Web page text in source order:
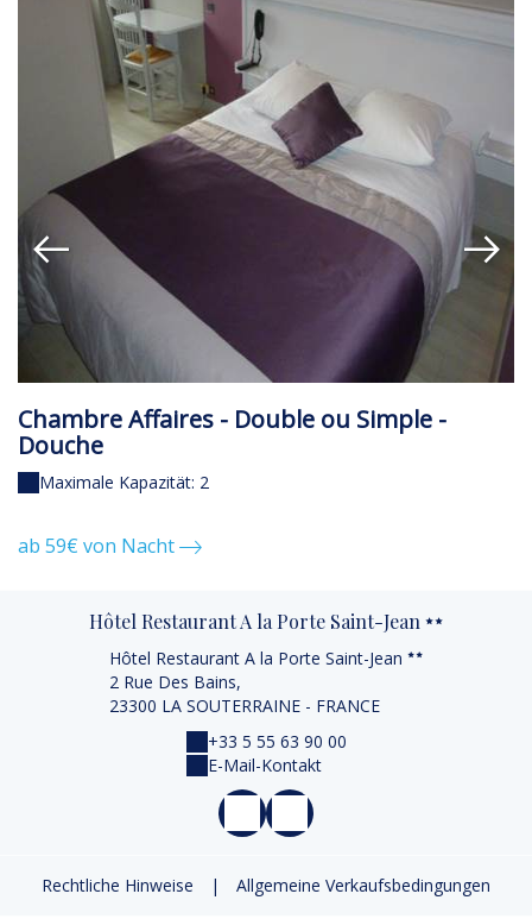
Chambre Affaires - Double ou Simple -
Douche
Maximale Kapazität: 2
ab 59€ von Nacht
Hôtel Restaurant A la Porte Saint-Jean
Hôtel Restaurant A la Porte Saint-Jean
2 Rue Des Bains,
23300 LA SOUTERRAINE - FRANCE
+33 5 55 63 90 00
E-Mail-Kontakt
Rechtliche Hinweise | Allgemeine Verkaufsbedingungen